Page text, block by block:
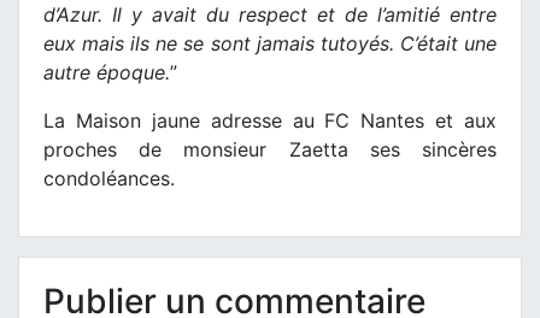
d’Azur. Il y avait du respect et de l’amitié entre
eux mais ils ne se sont jamais tutoyés. C’était une
autre époque.”
La Maison jaune adresse au FC Nantes et aux
proches de monsieur Zaetta ses sincères
condoléances.
Publier un commentaire